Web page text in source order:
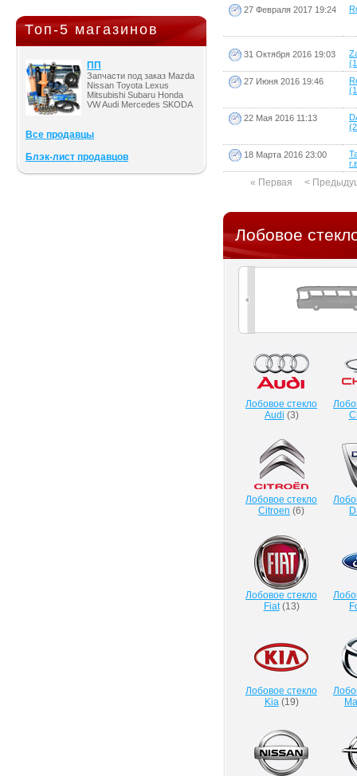
Топ-5 магазинов
ПП
Запчасти под заказ Mazda
Nissan Toyota Lexus
Mitsubishi Subaru Honda
VW Audi Mercedes SKODA
Все продавцы
Блэк-лист продавцов
27 Февраля 2017 19:24
31 Октября 2016 19:03
27 Июня 2016 19:46
22 Мая 2016 11:13
18 Марта 2016 23:00
« Первая <
Лобовое
Лобовое стекло
Audi (3)
Лобовое стекло
Citroen (6)
Лобовое стекло
Fiat(13)
Лобовое стекло
Kia(19)